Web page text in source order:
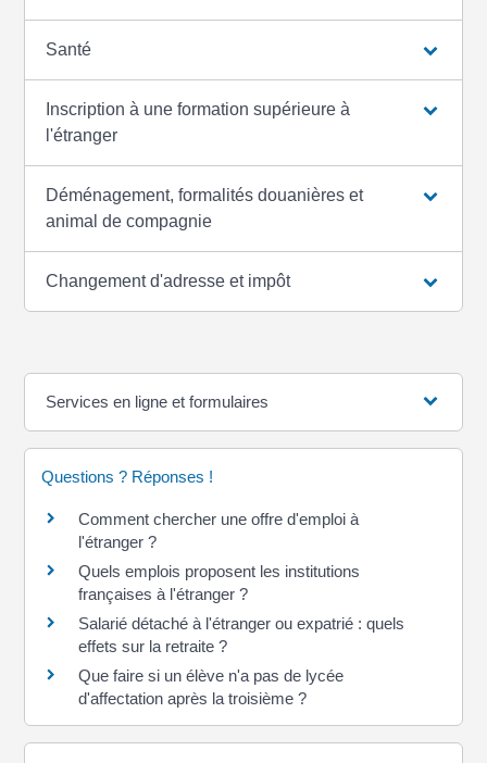
Santé
Inscription à une formation supérieure à
l'étranger
Déménagement, formalités douanières et
animal de compagnie
Changement d'adresse et impôt
Services en ligne et formulaires
Questions ? Réponses !
Comment chercher une offre d'emploi à
l'étranger ?
Quels emplois proposent les institutions
françaises à l'étranger ?
Salarié détaché à l'étranger ou expatrié : quels
effets sur la retraite ?
Que faire si un élève n'a pas de lycée
d'affectation après la troisième ?